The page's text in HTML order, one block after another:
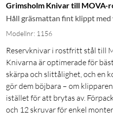
Grimsholm Knivar till MOVA-
Håll gräsmattan fint klippt med
Modellnr: 1156
Reservknivar i rostfritt stål till
Knivarna är optimerade för
skärpa och slittålighet, och en
gör dem böjbara – om
istället för att brytas av.
och 12 skruvar för enkel